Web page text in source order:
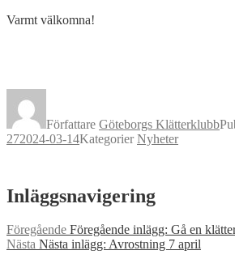
Varmt välkomna!
Författare Göteborgs Klätterklubb
272024-03-14KategorierNyheter
Inläggsnavigering
Föregående Föregående inlägg: Gå en
Nästa Nästa inlägg: Avrostning 7 april